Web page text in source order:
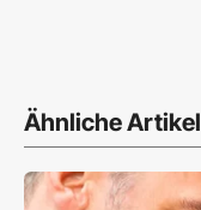
Ähnliche Artikel